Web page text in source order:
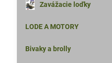
Zavážacie loďky
LODE A MOTORY
Bivaky a brolly